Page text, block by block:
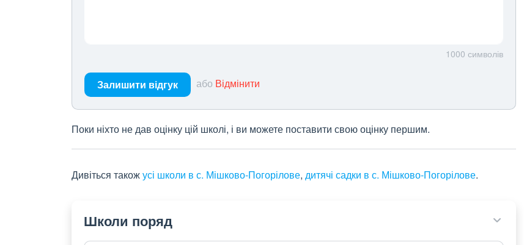
1000 символів
Залишити відгук або Відмінити
Поки ніхто не дав оцінку цій школі, і ви можете поставити свою оцінку першим.
Дивіться такожусі школи в с. Мішково-Погорілове, дитячі садки в с. Мішково-Погорілове.
Школи поряд